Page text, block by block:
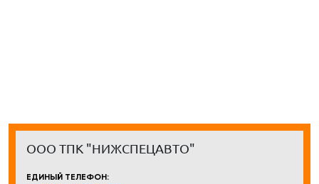
ООО ТПК "НИЖСПЕЦАВТО"
ЕДИНЫЙ ТЕЛЕФОН: